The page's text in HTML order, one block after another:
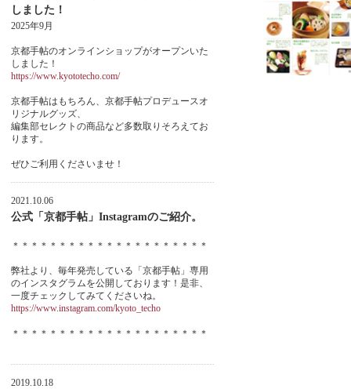
しました！
2025年9月
京都手帖のオンラインショップがオープンいた
しました！
https://www.kyototecho.com/
京都手帖はもちろん、京都手帖プロデュースオ
リジナルグッズ、
編集部セレクトの商品など多数取りそろえてお
ります。
ぜひご利用くださいませ！
2021.10.06
公式「京都手帖」Instagramのご紹介。
＊＊＊＊＊＊＊＊＊＊＊＊＊＊＊＊＊＊＊＊＊
弊社より、毎年発売している「京都手帖」専用
のインスタグラムを公開しております！是非、
一度チェックしてみてくださいね。
https://www.instagram.com/kyoto_techo
＊＊＊＊＊＊＊＊＊＊＊＊＊＊＊＊＊＊＊＊＊
2019.10.18